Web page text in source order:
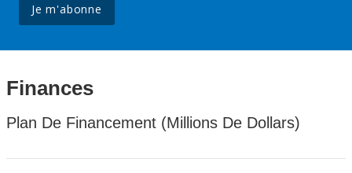
Je m'abonne
Finances
Plan De Financement (Millions De Dollars)